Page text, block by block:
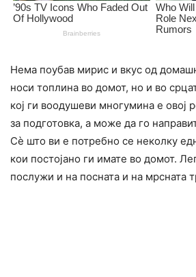
Нема поубав мирис и вкус од
носи топлина во домот, но и во
кој ги воодушеви многумина е овој
за подготовка, а може да го
Сѐ што ви е потребно се неколку
кои постојано ги имате во домот.
послужи и на посната и на мрсната